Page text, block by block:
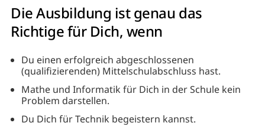
Die Ausbildung ist genau das
Richtige für Dich, wenn
Du einen erfolgreich abgeschlossenen
(qualifizierenden) Mittelschulabschluss hast.
Mathe und Informatik für Dich in der Schule kein
Problem darstellen.
Du Dich für Technik begeistern kannst.